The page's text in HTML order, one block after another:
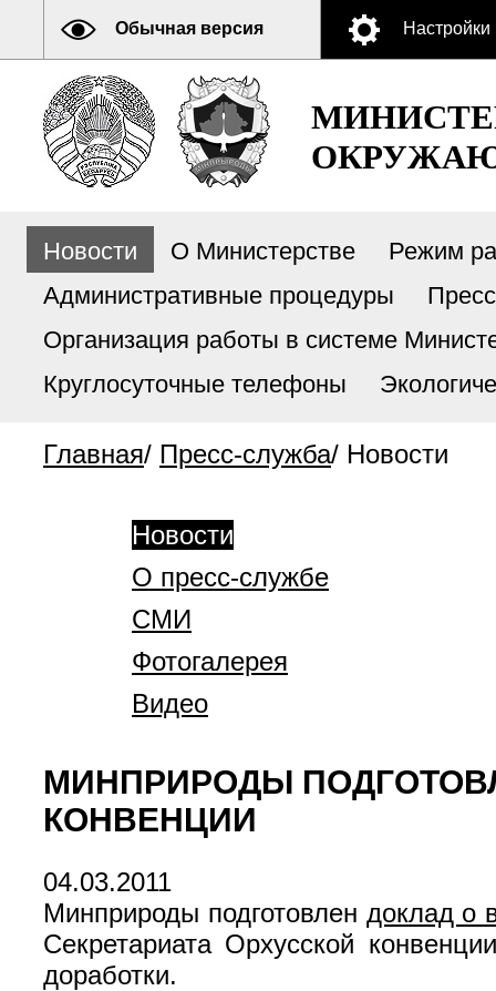
Обычная версия Настройки
Новости О Министерстве
Режим
Административные процедуры
Организация работы в системе
Круглосуточные телефоны
Главная/ Пресс-служба/ Новости
Новости
О пресс-службе
СМИ
Фотогалерея
Видео
МИНПРИРОДЫ
КОНВЕНЦИИ
04.03.2011
Минприроды подготовлен доклад о
Секретариата Орхусской
доработки.